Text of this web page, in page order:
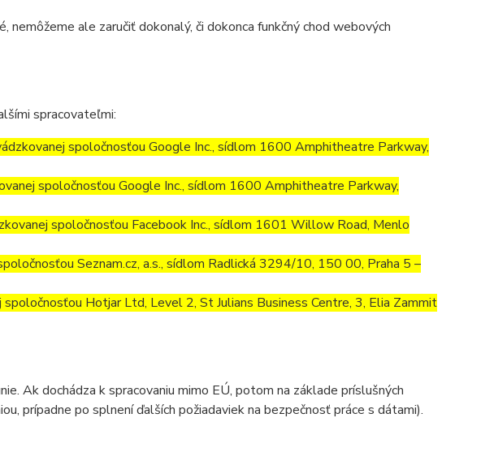
nemôžeme ale zaručiť dokonalý, či dokonca funkčný chod webových
spracovateľmi:
spoločnosťou Google Inc., sídlom 1600 Amphitheatre Parkway,
spoločnosťou Google Inc., sídlom 1600 Amphitheatre Parkway,
spoločnosťou Facebook Inc., sídlom 1601 Willow Road, Menlo
Seznam.cz, a.s., sídlom Radlická 3294/10, 150 00, Praha 5 –
Hotjar Ltd, Level 2, St Julians Business Centre, 3, Elia Zammit
Ak dochádza k spracovaniu mimo EÚ, potom na základe príslušných
prípadne po splnení ďalších požiadaviek na bezpečnosť práce s dátami).